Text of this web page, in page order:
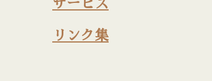
サービス
リンク集